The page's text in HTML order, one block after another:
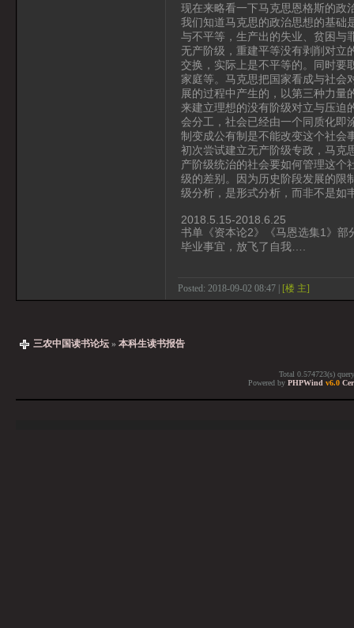
现在来略看一下马克思恩格斯的政
我们知道马克思的政治思想的基础
与不平等，生产出的失业、贫困与
无产阶级，重建平等没有剥削对立
交换，实际上是不平等的。同时要
家庭等。马克思把国家看成与社会
展的过程中产生的，以第三种力量
来建立理想的没有阶级对立与压迫
会分工，社会已经由一个同质化即
制变成公有制是不能改变这个社会
初次尝试建立无产阶级专政，马克
产阶级统治的社会要如何管理这个
级的差别。因为历史阶段发展的限
级分析，是形式分析，而非不是如
2018.5.15-2018.6.25
书单《资本论2》《马恩选集1》部
毕业事宜，放飞了自我….
Posted: 2018-09-02 08:47 | [楼 主]
三农中国读书论坛 » 本科生读书报告
Total 0.574723(s)
Powered by PHPWind v6.0